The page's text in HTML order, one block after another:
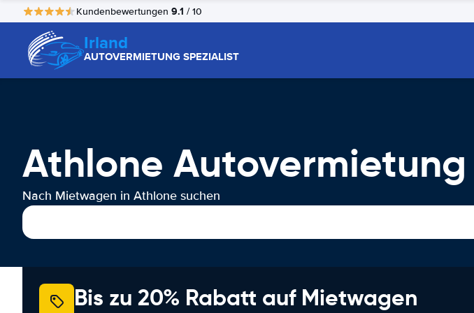
Kundenbewertungen 9.1 / 10
Irland
AUTOVERMIETUNG SPEZIALIST
Athlone Autovermietung
Nach Mietwagen in Athlone suchen
Bis zu 20% Rabatt auf Mietwagen